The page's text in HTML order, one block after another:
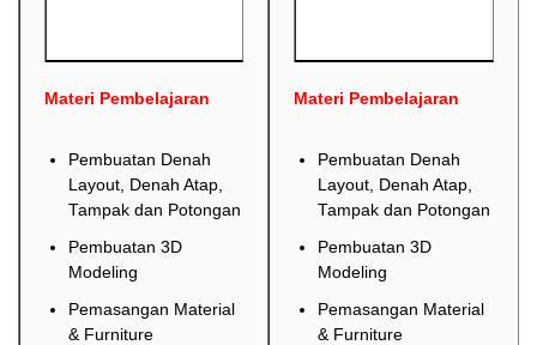
Materi Pembelajaran
Pembuatan Denah
Layout, Denah Atap,
Tampak dan Potongan
Pembuatan 3D
Modeling
Pemasangan Material
& Furniture
Materi Pembelajaran
Pembuatan Denah
Layout, Denah Atap,
Tampak dan Potongan
Pembuatan 3D
Modeling
Pemasangan Material
& Furniture